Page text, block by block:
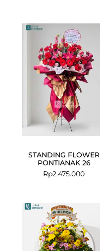
STANDING FLOWER
PONTIANAK 26
Rp2.475.000